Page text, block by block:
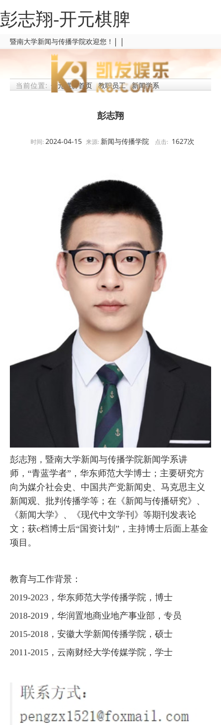
彭志翔-开元棋脾
暨南大学新闻与传播学院欢迎您！ | |
当前位置: 开元棋脾首页 教职员工 新闻学系
彭志翔
时间: 2024-04-15 来源: 新闻与传播学院 点击: 1627次
彭志翔，暨南大学新闻与传播学院新闻学系讲
师，“青蓝学者”，华东师范大学博士；主要研究方
向为媒介社会史、中国共产党新闻史、马克思主义
新闻观、批判传播学等；在《新闻与传播研究》、
《新闻大学》、《现代中文学刊》等期刊发表论
文；获c档博士后“国资计划”，主持博士后面上基金
项目。
教育与工作背景：
2019-2023 ，华东师范大学传播学院，博士
2018-2019 ，华润置地商业地产事业部，专员
2015-2018 ，安徽大学新闻传播学院，硕士
2011-2015 ，云南财经大学传媒学院，学士